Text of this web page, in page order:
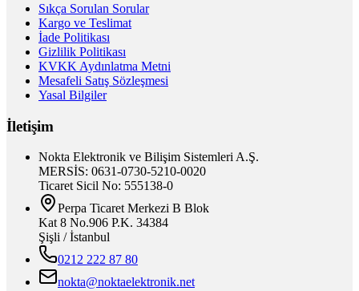
Sıkça Sorulan Sorular
Kargo ve Teslimat
İade Politikası
Gizlilik Politikası
KVKK Aydınlatma Metni
Mesafeli Satış Sözleşmesi
Yasal Bilgiler
İletişim
Nokta Elektronik ve Bilişim Sistemleri A.Ş.
MERSİS: 0631-0730-5210-0020
Ticaret Sicil No: 555138-0
Perpa Ticaret Merkezi B Blok
Kat 8 No.906 P.K. 34384
Şişli / İstanbul
0212 222 87 80
nokta@noktaelektronik.net